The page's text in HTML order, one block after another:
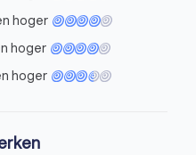
hoger
hoger
hoger